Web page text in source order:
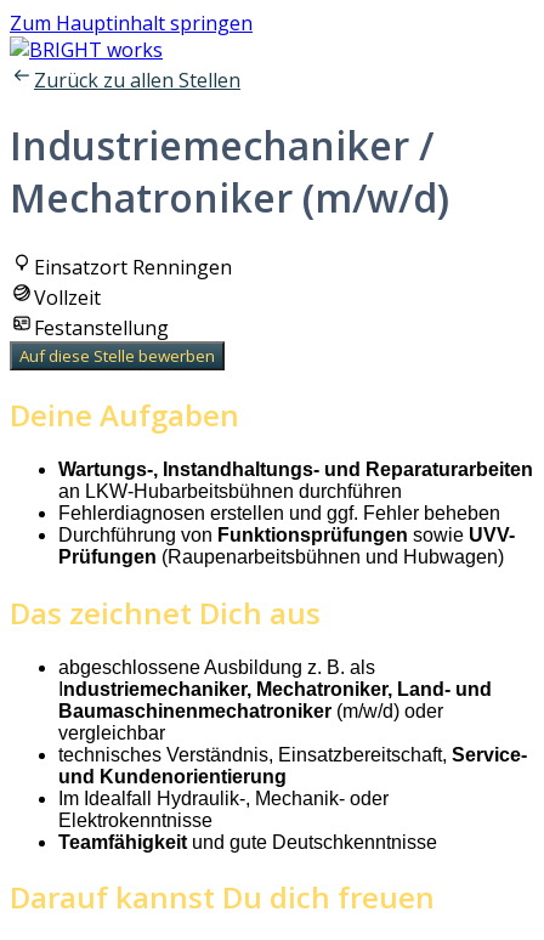
Zum Hauptinhalt springen
Zurück zu allen Stellen
Industriemechaniker /
Mechatroniker (m/w/d)
Einsatzort Renningen
Vollzeit
Festanstellung
Auf diese Stelle bewerben
Deine Aufgaben
Wartungs-, Instandhaltungs- und Reparaturarbeiten
an LKW-Hubarbeitsbühnen durchführen
Fehlerdiagnosen erstellen und ggf. Fehler beheben
Durchführung von Funktionsprüfungen sowie UVV-
Prüfungen (Raupenarbeitsbühnen und Hubwagen)
Das zeichnet Dich aus
abgeschlossene Ausbildung z. B. als
ndustriemechaniker, Mechatroniker, Land- und
Baumaschinenmechatroniker (m/w/d) oder
vergleichbar
technisches Verständnis, Einsatzbereitschaft, Service-
und Kundenorientierung
Im Idealfall Hydraulik-, Mechanik- oder
Elektrokenntnisse
Teamfähigkeit und gute Deutschkenntnisse
Darauf kannst Du dich freuen